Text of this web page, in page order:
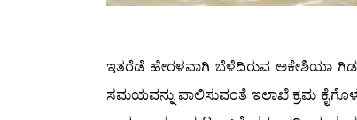
ಇತರೆಡೆ ಹೇರಳವಾಗಿ ಬೆಳೆದಿರುವ ಅಕೇಶಿಯಾ
ಸಮಯವನ್ನು ಪಾಲಿಸುವಂತೆ ಇಲಾಖೆ ಕ್ರಮ